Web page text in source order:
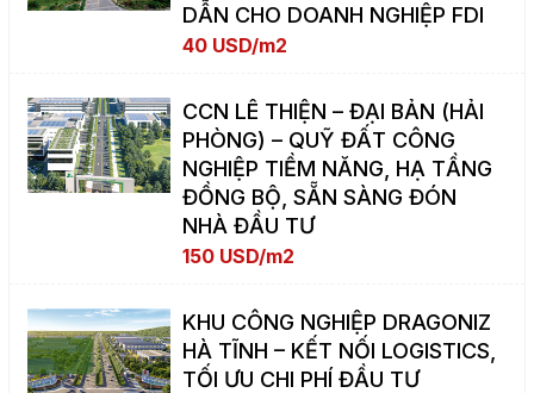
DẪN CHO DOANH NGHIỆP FDI
40 USD/m2
CCN LÊ THIỆN – ĐẠI BẢN (HẢI
PHÒNG) – QUỸ ĐẤT CÔNG
NGHIỆP TIỀM NĂNG, HẠ TẦNG
ĐỒNG BỘ, SẴN SÀNG ĐÓN
NHÀ ĐẦU TƯ
150 USD/m2
KHU CÔNG NGHIỆP DRAGONIZ
HÀ TĨNH – KẾT NỐI LOGISTICS,
TỐI ƯU CHI PHÍ ĐẦU TƯ